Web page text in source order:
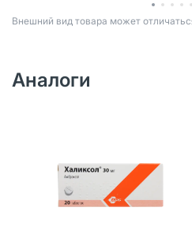
Bнешний вид товара может
Аналоги